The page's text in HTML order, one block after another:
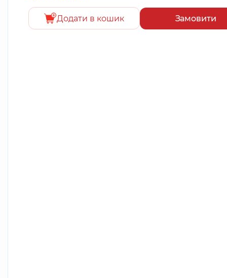
Додати в кошик Замовити